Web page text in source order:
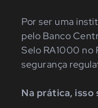
Por ser uma
pelo Banco
Selo RA1000 no
segurança
Na prática, isso